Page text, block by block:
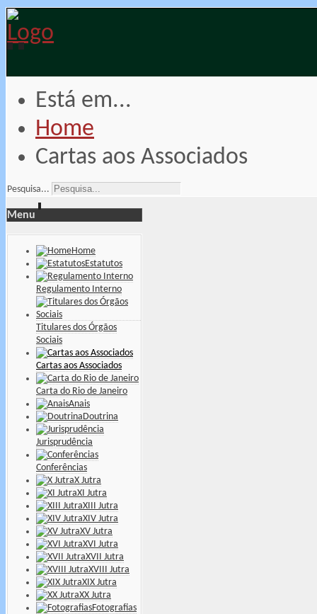
Está em...
Home
Cartas aos Associados
Pesquisa...
Menu
Home
Estatutos
Regulamento Interno
Titulares dos Órgãos
Sociais
Cartas aos Associados
Carta do Rio de Janeiro
Anais
Doutrina
Jurisprudência
Conferências
X Jutra
XI Jutra
XIII Jutra
XIV Jutra
XV Jutra
XVI Jutra
XVII Jutra
XVIII Jutra
XIX Jutra
XX Jutra
Fotografias